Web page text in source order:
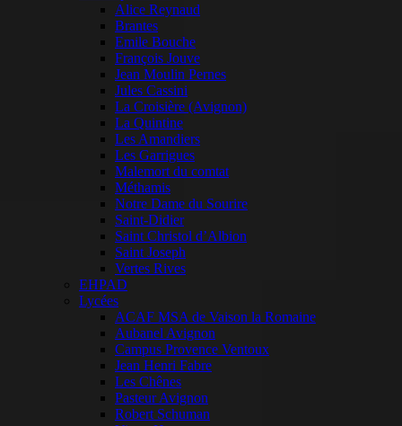
Alice Reynaud
Brantes
Emile Bouche
François Jouve
Jean Moulin Pernes
Jules Cassini
La Croisière (Avignon)
La Quintine
Les Amandiers
Les Garrigues
Malemort du comtat
Méthamis
Notre Dame du Sourire
Saint-Didier
Saint Christol d’Albion
Saint Joseph
Vertes Rives
EHPAD
Lycées
ACAF MSA de Vaison la Romaine
Aubanel Avignon
Campus Provence Ventoux
Jean Henri Fabre
Les Chênes
Pasteur Avignon
Robert Schuman